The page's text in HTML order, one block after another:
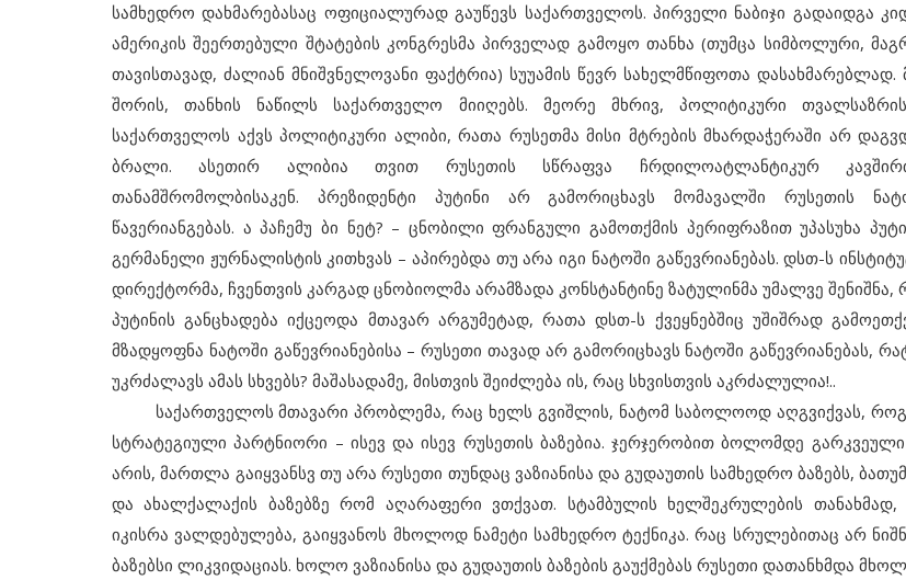
სამხედრო დახმარებასაც ოფიციალურად გაუწევს საქართველოს. პირველი ნაბიჯი გადაიდგა
ამერიკის შეერთებული შტატების კონგრესმა პირველად გამოყო თანხა (თუმცა სიმბოლური,
თავისთავად, ძალიან მნიშვნელოვანი ფაქტრია) სუუამის წევრ სახელმწიფოთა დასახმარებლად.
შორის, თანხის ნაწილს საქართველო მიიღებს. მეორე მხრივ, პოლიტიკური
საქართველოს აქვს პოლიტიკური ალიბი, რათა რუსეთმა მისი მტრების მხარდაჭერაში არ
ბრალი. ასეთირ ალიბია თვით რუსეთის სწრაფვა ჩრდილოატლანტიკურ
თანამშრომოლბისაკენ. პრეზიდენტი პუტინი არ გამორიცხავს მომავალში რუსეთის
წავერიანგებას. ა პაჩემუ ბი ნეტ? – ცნობილი ფრანგული გამოთქმის პერიფრაზით უპასუხა
გერმანელი ჟურნალისტის კითხვას – აპირებდა თუ არა იგი ნატოში გაწევრიანებას. დსთ-ს
დირექტორმა, ჩვენთვის კარგად ცნობიოლმა არამზადა კონსტანტინე ზატულინმა უმალვე შენიშნა,
პუტინის განცხადება იქცეოდა მთავარ არგუმეტად, რათა დსთ-ს ქვეყნებშიც უშიშრად
მზადყოფნა ნატოში გაწევრიანებისა – რუსეთი თავად არ გამორიცხავს ნატოში გაწევრიანებას,
უკრძალავს ამას სხვებს? მაშასადამე, მისთვის შეიძლება ის, რაც სხვისთვის აკრძალულია!..
საქართველოს მთავარი პრობლემა, რაც ხელს გვიშლის, ნატომ საბოლოოდ აღგვიქვას,
სტრატეგიული პარტნიორი – ისევ და ისევ რუსეთის ბაზებია. ჯერჯერობით ბოლომდე
არის, მართლა გაიყვანსვ თუ არა რუსეთი თუნდაც ვაზიანისა და გუდაუთის სამხედრო ბაზებს,
და ახალქალაქის ბაზებზე რომ აღარაფერი ვთქვათ. სტამბულის ხელშეკრულების თანახმად,
იკისრა ვალდებულება, გაიყვანოს მხოლოდ ნამეტი სამხედრო ტექნიკა. რაც სრულებითაც არ
ბაზებსი ლიკვიდაციას. ხოლო ვაზიანისა და გუდაუთის ბაზების გაუქმებას რუსეთი დათანხმდა